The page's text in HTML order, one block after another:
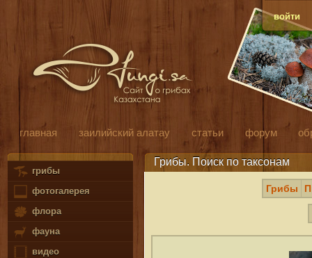
войти
главная заилийский алатау статьи форум
грибы
фотогалерея
флора
фауна
видео
Грибы. Поиск по таксонам
Грибы